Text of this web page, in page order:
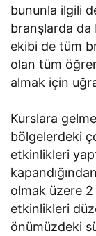
bununla ilgili
branşlarda da
ekibi de tüm
olan tüm
almak için
Kurslara
bölgelerdeki
etkinlikleri
olmak üzere 2
etkinlikleri
önümüzdeki